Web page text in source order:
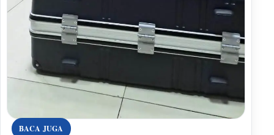
BACA JUGA